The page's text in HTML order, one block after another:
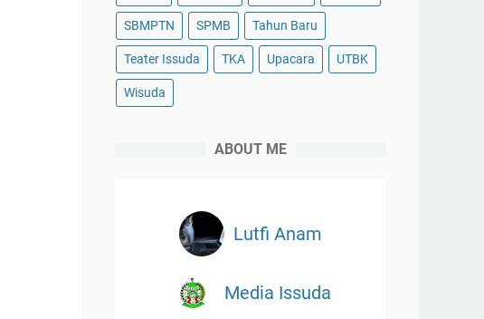
SBMPTN SPMB Tahun Baru
Teater Issuda TKA Upacara UTBK
Wisuda
ABOUT ME
Lutfi Anam
Media Issuda